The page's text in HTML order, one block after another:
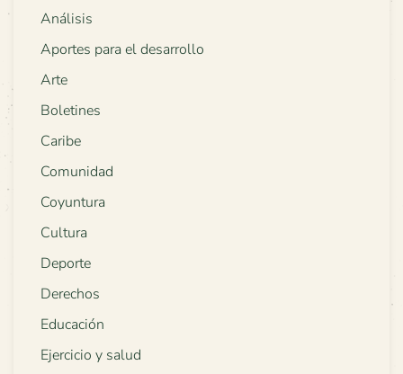
Análisis
Aportes para el desarrollo
Arte
Boletines
Caribe
Comunidad
Coyuntura
Cultura
Deporte
Derechos
Educación
Ejercicio y salud